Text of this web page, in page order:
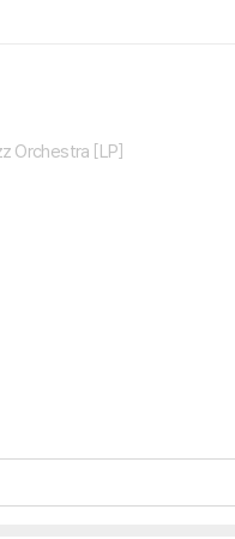
Orchestra [LP]